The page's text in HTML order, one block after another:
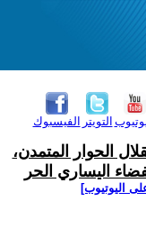
الفيسبوك التويتر
الحوار المتمدن،
اليساري الحر
اليوتيوب]